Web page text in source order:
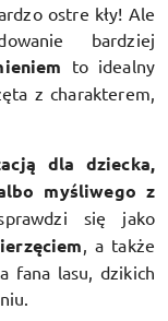
ostre kły! Ale
bardziej
to idealny
z charakterem,
dla dziecka,
myśliwego z
się jako
, a także
fana lasu, dzikich